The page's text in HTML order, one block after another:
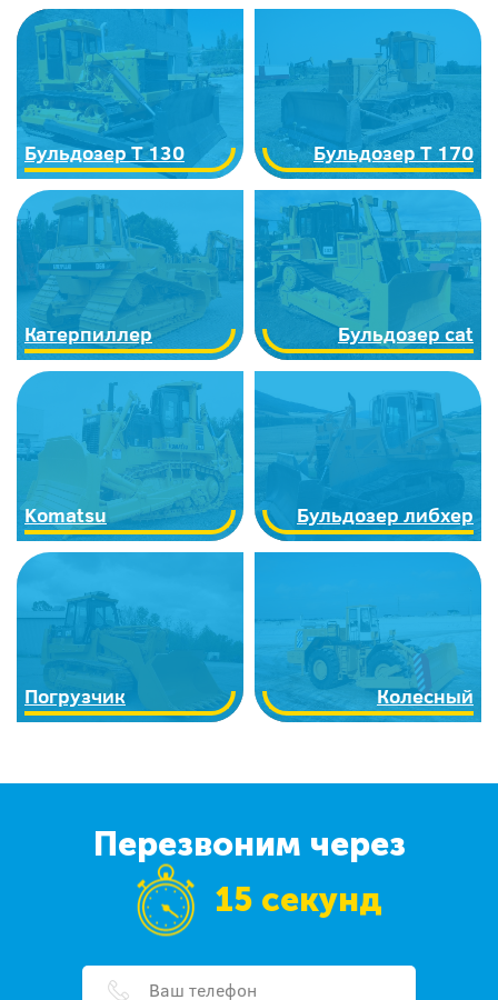
Бульдозер Т 130 Бульдозер Т 170
Катерпиллер Бульдозер cat
Komatsu Бульдозер либхер
Погрузчик Колесный
Перезвоним через
15 секунд